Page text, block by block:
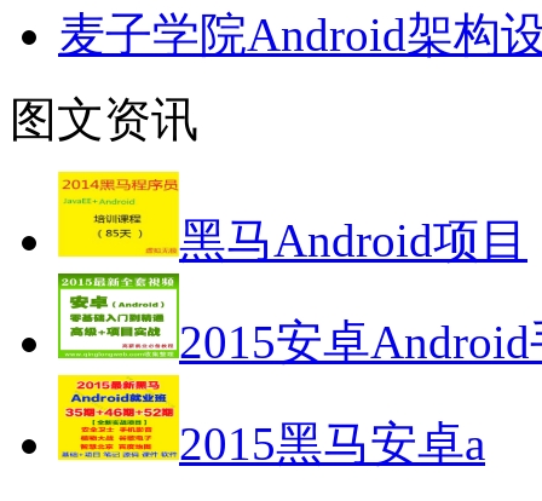
麦子学院Android架构
图文资讯
黑马Android项目
2015安卓Android
2015黑马安卓a